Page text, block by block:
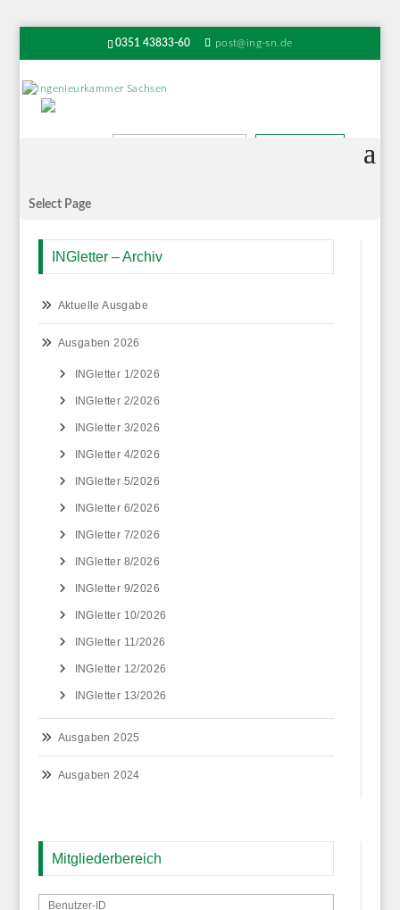
0351 43833-60 post@ing-sn.de
Select Page
INGletter – Archiv
Aktuelle Ausgabe
Ausgaben 2026
INGletter 1/2026
INGletter 2/2026
INGletter 3/2026
INGletter 4/2026
INGletter 5/2026
INGletter 6/2026
INGletter 7/2026
INGletter 8/2026
INGletter 9/2026
INGletter 10/2026
INGletter 11/2026
INGletter 12/2026
INGletter 13/2026
Ausgaben 2025
Ausgaben 2024
Mitgliederbereich